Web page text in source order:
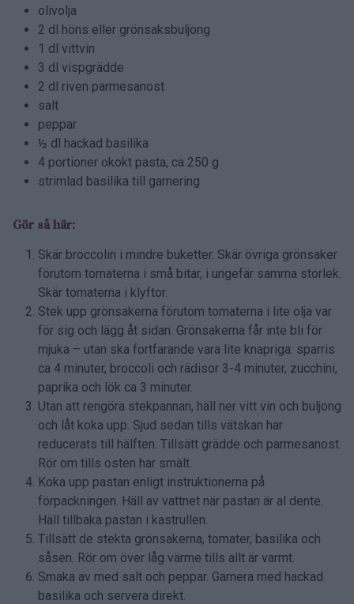
olivolja
2 dl höns eller grönsaksbuljong
1 dl vittvin
3 dl vispgrädde
2 dl riven parmesanost
salt
peppar
½ dl hackad basilika
4 portioner okokt pasta, ca 250 g
strimlad basilika till garnering
Gör så här:
Skär broccolin i mindre buketter. Skär övriga grönsaker
förutom tomaterna i små bitar, i ungefär samma storlek.
Skär tomaterna i klyftor.
Stek upp grönsakerna förutom tomaterna i lite olja var
för sig och lägg åt sidan. Grönsakerna får inte bli för
mjuka – utan ska fortfarande vara lite knapriga: sparris
ca 4 minuter, broccoli och rädisor 3-4 minuter, zucchini,
paprika och lök ca 3 minuter.
Utan att rengöra stekpannan, häll ner vitt vin och buljong
och låt koka upp. Sjud sedan tills vätskan har
reducerats till hälften. Tillsätt grädde och parmesanost.
Rör om tills osten har smält.
Koka upp pastan enligt instruktionerna på
förpackningen. Häll av vattnet när pastan är al dente.
Häll tillbaka pastan i kastrullen.
Tillsätt de stekta grönsakerna, tomater, basilika och
såsen. Rör om över låg värme tills allt är varmt.
Smaka av med salt och peppar. Garnera med hackad
basilika och servera direkt.